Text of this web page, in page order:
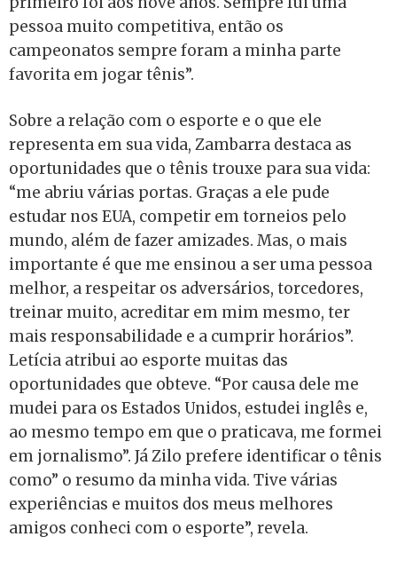
pessoa muito competitiva, então os
campeonatos sempre foram a minha parte
favorita em jogar tênis”.
Sobre a relação com o esporte e o que ele
representa em sua vida, Zambarra destaca as
oportunidades que o tênis trouxe para sua vida:
“me abriu várias portas. Graças a ele pude
estudar nos EUA, competir em torneios pelo
mundo, além de fazer amizades. Mas, o mais
importante é que me ensinou a ser uma pessoa
melhor, a respeitar os adversários, torcedores,
treinar muito, acreditar em mim mesmo, ter
mais responsabilidade e a cumprir horários”.
Letícia atribui ao esporte muitas das
oportunidades que obteve. “Por causa dele me
mudei para os Estados Unidos, estudei inglês e,
ao mesmo tempo em que o praticava, me formei
em jornalismo”. Já Zilo prefere identificar o tênis
como” o resumo da minha vida. Tive várias
experiências e muitos dos meus melhores
amigos conheci com o esporte”, revela.